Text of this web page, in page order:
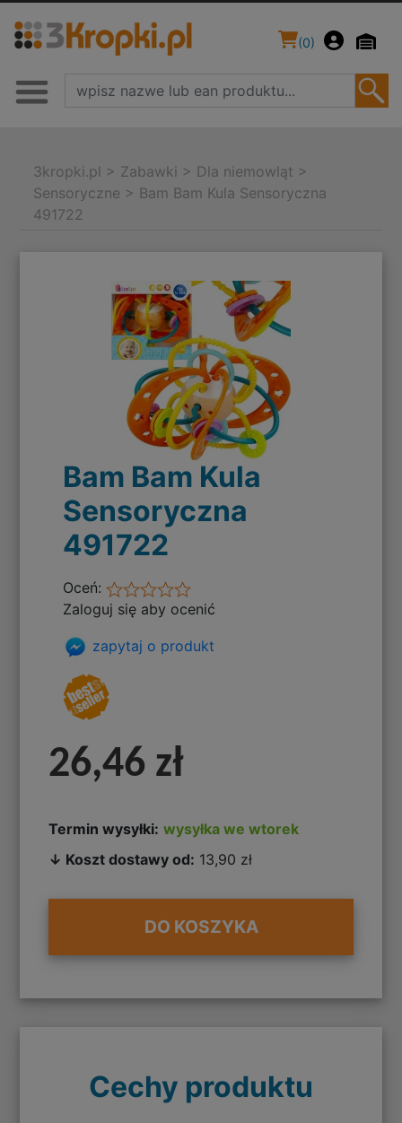
(0)
3kropki.pl > Zabawki > Dla niemowląt >
Sensoryczne > Bam Bam Kula Sensoryczna
491722
Bam Bam Kula
Sensoryczna
491722
Oceń:
Zaloguj się aby ocenić
zapytaj o produkt
26,46 zł
Termin wysyłki: wysyłka we wtorek
↓ Koszt dostawy od: 13,90 zł
DO KOSZYKA
Cechy produktu